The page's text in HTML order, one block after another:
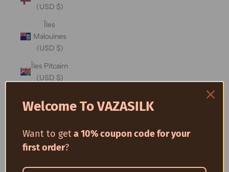
(USD $)
Îles
Malouines
(USD $)
Îles Pitcairn
(USD $)
Salomon
Îles
Turques-
Welcome To VAZASILK
Want to geta 10% coupon code for your
first order?